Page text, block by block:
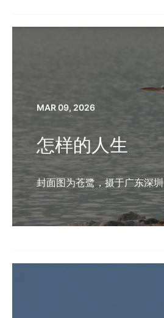
MAR 09, 2026
怎样的人生
封面图为苍鹭，摄于广东深圳